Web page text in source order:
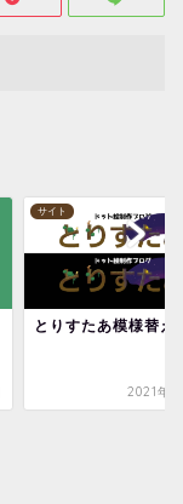
サイト
とりすたあ模様替え
2021年9